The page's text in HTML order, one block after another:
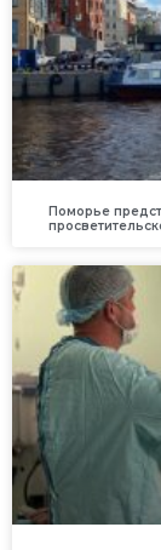
Поморье